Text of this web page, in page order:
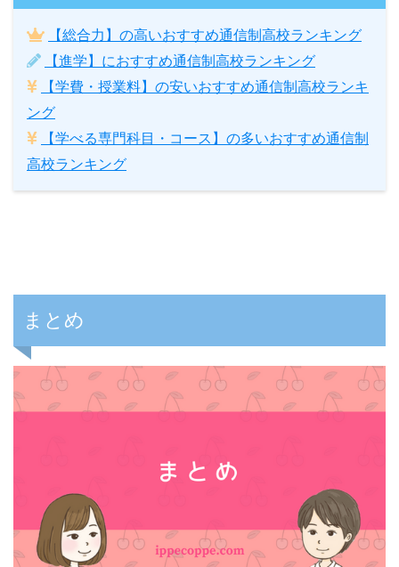
【総合力】の高いおすすめ通信制高校ランキング
【進学】におすすめ通信制高校ランキング
【学費・授業料】の安いおすすめ通信制高校ランキ
ング
【学べる専門科目・コース】の多いおすすめ通信制
高校ランキング
まとめ